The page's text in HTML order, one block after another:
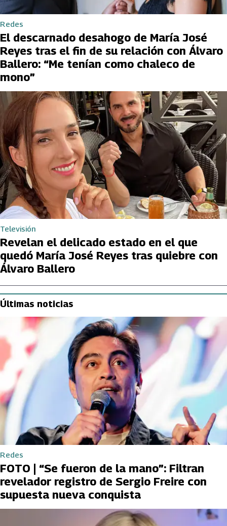
Redes
El descarnado desahogo de María José
Reyes tras el fin de su relación con Álvaro
Ballero: “Me tenían como chaleco de
mono”
Televisión
Revelan el delicado estado en el que
quedó María José Reyes tras quiebre con
Álvaro Ballero
Últimas noticias
Redes
FOTO | “Se fueron de la mano”: Filtran
revelador registro de Sergio Freire con
supuesta nueva conquista